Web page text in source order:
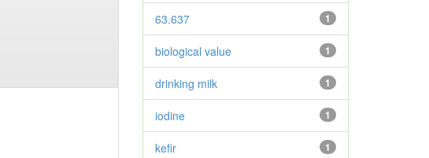
1
63.637
1
biological value
1
drinking milk
1
iodine
1
kefir